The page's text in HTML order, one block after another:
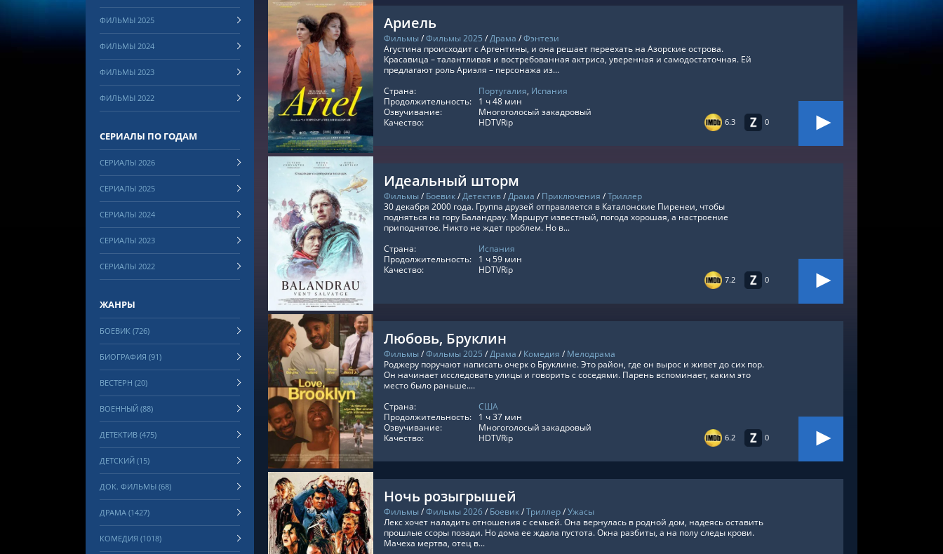
СМОТРЕТЬ ОНЛАЙН
Ариель
Фильмы/Фильмы 2025 /Драма /Фэнтези
6.3 0
Агустина происходит с Аргентины, и она решает переехать на Азорские острова.
Красавица – талантливая и востребованная актриса, уверенная и самодостаточная. Ей
предлагают роль Ариэля – персонажа из...
Страна:
Португалия, Испания
Продолжительность:
1 ч 48 мин
Озвучивание:
Многоголосый закадровый
Качество:
HDTVRip
СМОТРЕТЬ ОНЛАЙН
Идеальный шторм
Фильмы/ Боевик/Детектив/Драма / Приключения /Триллер
7.2 0
30 декабря 2000 года. Группа друзей отправляется в Каталонские Пиренеи, чтобы
подняться на гору Баландрау. Маршрут известный, погода хорошая, а настроение
приподнятое. Никто не ждет проблем. Но в...
Страна:
Испания
Продолжительность:
1 ч 59 мин
Качество:
HDTVRip
СМОТРЕТЬ ОНЛАЙН
Любовь, Бруклин
Фильмы/Фильмы 2025 /Драма / Комедия / Мелодрама
6.2 0
Роджеру поручают написать очерк о Бруклине. Это район, где он вырос и живет до сих пор.
Он начинает исследовать улицы и говорить с соседями. Парень вспоминает, каким это
место было раньше....
Страна:
США
Продолжительность:
1 ч 37 мин
Озвучивание:
Многоголосый закадровый
Качество:
HDTVRip
Ночь розыгрышей
Фильмы/Фильмы 2026/ Боевик/Триллер/Ужасы
Лекс хочет наладить отношения с семьей. Она вернулась в родной дом, надеясь оставить
прошлые ссоры позади. Но дома ее ждала пустота. Окна разбиты, а на полу следы крови.
Мачеха мертва, отец в...
ФИЛЬМЫ 2025
ФИЛЬМЫ 2024
ФИЛЬМЫ 2023
ФИЛЬМЫ 2022
СЕРИАЛЫ ПО ГОДАМ
СЕРИАЛЫ 2026
СЕРИАЛЫ 2025
СЕРИАЛЫ 2024
СЕРИАЛЫ 2023
СЕРИАЛЫ 2022
ЖАНРЫ
БОЕВИК (726)
БИОГРАФИЯ (91)
ВЕСТЕРН (20)
ВОЕННЫЙ (88)
ДЕТЕКТИВ (475)
ДЕТСКИЙ (15)
ДОК. ФИЛЬМЫ (68)
ДРАМА (1427)
КОМЕДИЯ (1018)